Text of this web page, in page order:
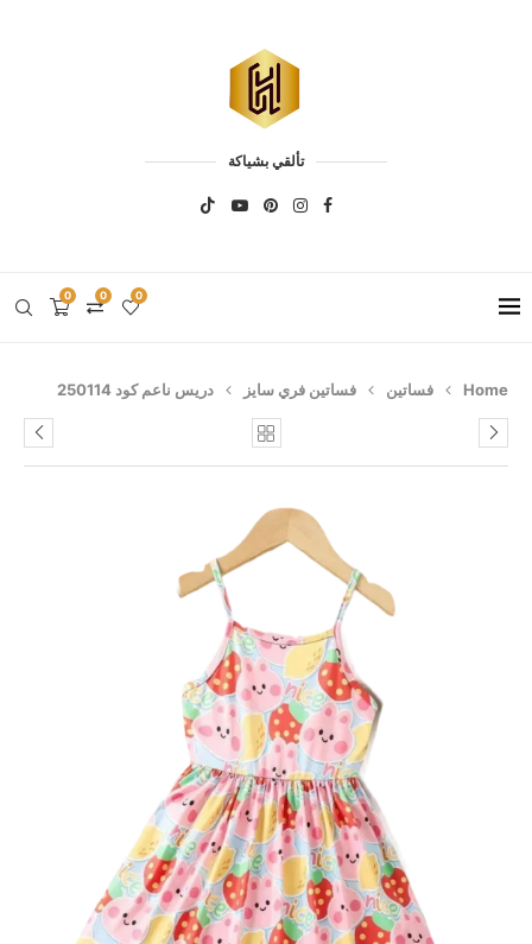
تألقي بشياكة
0 0 0
Home فساتين فساتين فري سايز دريس ناعم كود 250114